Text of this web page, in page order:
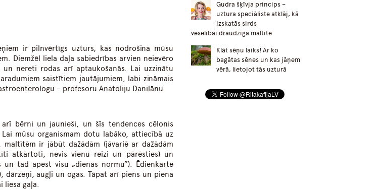
ir pilnvērtīgs uzturs, kas nodrošina mūsu
Diemžēl liela daļa sabiedrības arvien neievēro
nereti rodas arī aptaukošanās. Lai uzzinātu
saistītiem jautājumiem, labi zināmais
– profesoru Anatoliju Danilānu.
bērni un jaunieši, un šīs tendences cēlonis
mūsu organismam dotu labāko, attiecībā uz
ir jābūt dažādām (jāvariē ar dažādām
atkārtoti, nevis vienu reizi un pārēsties) un
tad apēst visu „dienas normu”). Ēdienkartē
augļi un ogas. Tāpat arī piens un piena
liesa gaļa.
Gudra šķīvja princips –
uztura speciāliste atklāj, kā
izskatās sirds
veselībai draudzīga maltīte
Klāt sēņu laiks! Ar ko
bagātas sēnes un kas jāņem
vērā, lietojot tās uzturā